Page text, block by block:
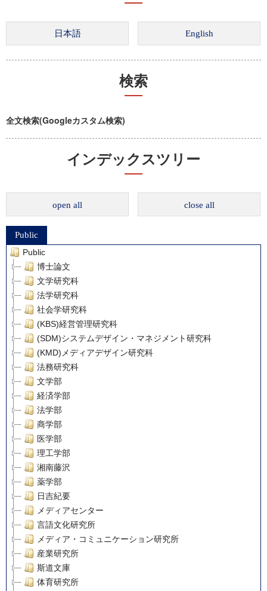
検索
全文検索(Googleカスタム検索)
インデックスツリー
open all close all
Public
Public
博士論文
文学研究科
法学研究科
社会学研究科
(KBS)経営管理研究科
(SDM)システムデザイン・マネジメント研究科
(KMD)メディアデザイン研究科
法務研究科
文学部
経済学部
法学部
商学部
医学部
理工学部
湘南藤沢
薬学部
日吉紀要
メディアセンター
言語文化研究所
メディア・コミュニケーション研究所
産業研究所
斯道文庫
体育研究所